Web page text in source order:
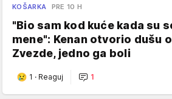
KOŠARKA PRE 10 H
"Bio sam kod kuće kada su
mene": Kenan otvorio dušu
Zvezde, jedno ga boli
1 · Reaguj 1